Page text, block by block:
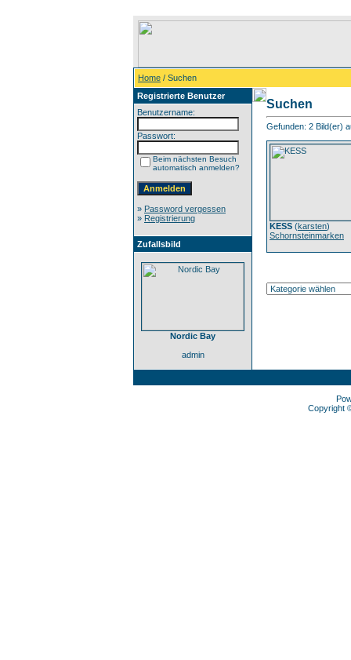
Home / Suchen
Registrierte Benutzer
Benutzername:
Passwort:
Beim nächsten Besuch
automatisch anmelden?
» Password vergessen
» Registrierung
Zufallsbild
Nordic Bay
admin
Suchen
Gefunden: 2 Bild(er)
KESS (karsten)
Schornsteinmarken
Copyright